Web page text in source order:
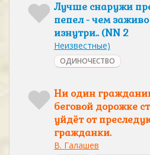
Лучше снаружи
пепел - чем заживо
изнутри.. (NN 2
Неизвестные)
ОДИНОЧЕСТВО
Ни один
беговой дорожке
уйдёт от
гражданки.
В. Галашев